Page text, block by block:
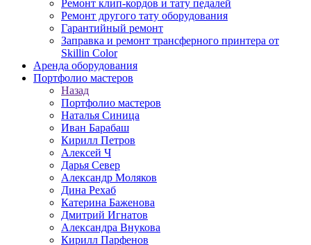
Ремонт клип-кордов и тату педалей
Ремонт другого тату оборудования
Гарантийный ремонт
Заправка и ремонт трансферного принтера от
Skillin Color
Аренда оборудования
Портфолио мастеров
Назад
Портфолио мастеров
Наталья Синица
Иван Барабаш
Кирилл Петров
Алексей Ч
Дарья Север
Александр Моляков
Дина Рехаб
Катерина Баженова
Дмитрий Игнатов
Александра Внукова
Кирилл Парфенов